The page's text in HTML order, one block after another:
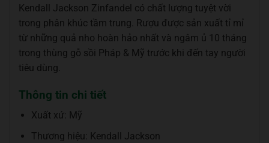
Kendall Jackson Zinfandel có chất lượng tuyệt vời
trong phân khúc tầm trung. Rượu được sản xuất tỉ mỉ
từ những quả nho hoàn hảo nhất và ngâm ủ 10 tháng
trong thùng gỗ sồi Pháp & Mỹ trước khi đến tay người
tiêu dùng.
Thông tin chi tiết
Xuất xứ: Mỹ
Thương hiệu: Kendall Jackson